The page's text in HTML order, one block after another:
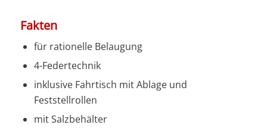
Fakten
für rationelle Belaugung
4-Federtechnik
inklusive Fahrtisch mit Ablage und
Feststellrollen
mit Salzbehälter